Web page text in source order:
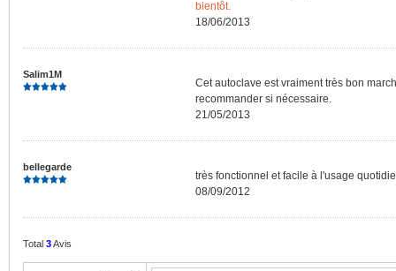
bientôt.
18/06/2013
Salim1M
Cet autoclave est vraiment très bon
recommander si nécessaire.
21/05/2013
bellegarde
très fonctionnel et facile à l'usage
08/09/2012
Total 3Avis